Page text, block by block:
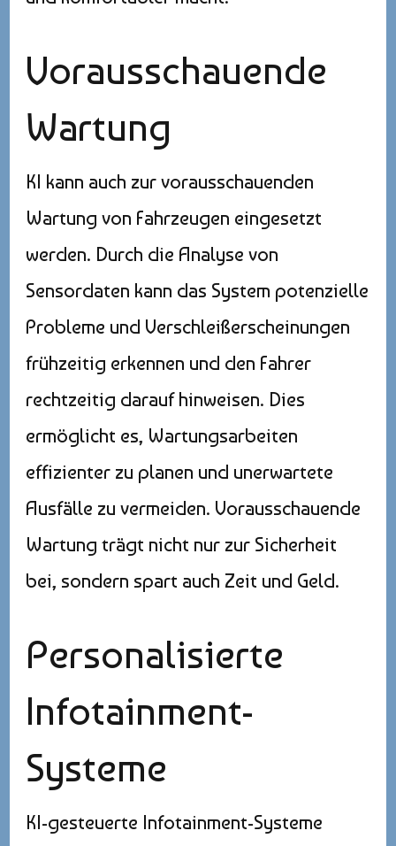
Vorausschauende
Wartung
KI kann auch zur vorausschauenden
Wartung von Fahrzeugen eingesetzt
werden. Durch die Analyse von
Sensordaten kann das System potenzielle
Probleme und Verschleißerscheinungen
frühzeitig erkennen und den Fahrer
rechtzeitig darauf hinweisen. Dies
ermöglicht es, Wartungsarbeiten
effizienter zu planen und unerwartete
Ausfälle zu vermeiden. Vorausschauende
Wartung trägt nicht nur zur Sicherheit
bei, sondern spart auch Zeit und Geld.
Personalisierte
Infotainment-
Systeme
KI-gesteuerte Infotainment-Systeme